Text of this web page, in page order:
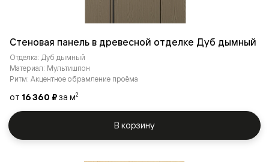
Стеновая панель в древесной отделке Дуб дымный
Отделка: Дуб дымный
Материал: Мультишпон
Ритм: Акцентное обрамление проёма
от 16 360 ₽за м2
В корзину